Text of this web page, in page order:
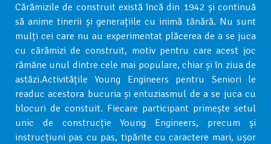
Cărămizile de construit există încă din 1942 și continuă
să anime tinerii și generațiile cu inimă tânără. Nu sunt
mulți cei care nu au experimentat plăcerea de a se juca
cu cărămizi de construit, motiv pentru care acest joc
rămâne unul dintre cele mai populare, chiar și în ziua de
astăzi.Activitățile Young Engineers pentru Seniori le
readuc acestora bucuria și entuziasmul de a se juca cu
blocuri de constuit. Fiecare participant primește setul
unic de construcție Young Engineers, precum și
instrucțiuni pas cu pas, tipărite cu caractere mari, ușor